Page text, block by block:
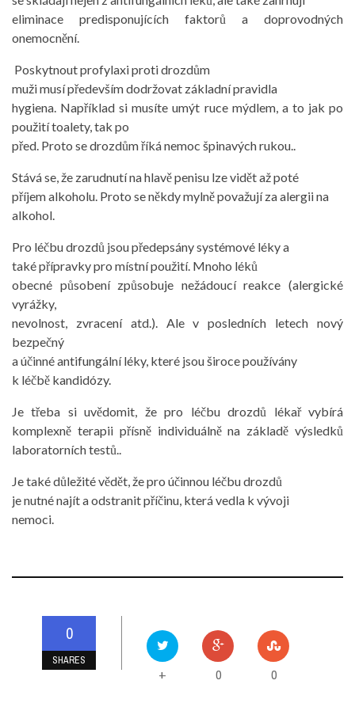
eliminace predisponujících faktorů a doprovodných
onemocnění.
Poskytnout profylaxi proti drozdům
muži musí především dodržovat základní pravidla
hygiena. Například si musíte umýt ruce mýdlem, a to jak po
použití toalety, tak po
před. Proto se drozdům říká nemoc špinavých rukou..
Stává se, že zarudnutí na hlavě penisu lze vidět až poté
příjem alkoholu. Proto se někdy mylně považují za alergii na
alkohol.
Pro léčbu drozdů jsou předepsány systémové léky a
také přípravky pro místní použití. Mnoho léků
obecné působení způsobuje nežádoucí reakce (alergické
vyrážky,
nevolnost, zvracení atd.). Ale v posledních letech nový
bezpečný
a účinné antifungální léky, které jsou široce používány
k léčbě kandidózy.
Je třeba si uvědomit, že pro léčbu drozdů lékař vybírá
komplexně terapii přísně individuálně na základě výsledků
laboratorních testů..
Je také důležité vědět, že pro účinnou léčbu drozdů
je nutné najít a odstranit příčinu, která vedla k vývoji
nemoci.
0
SHARES
+ 0 0